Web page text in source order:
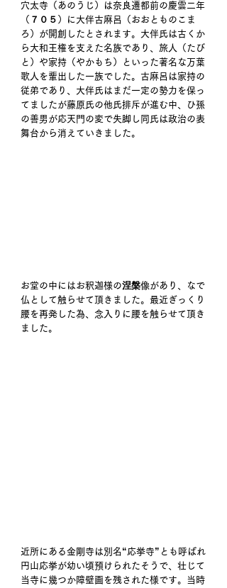
穴太寺（あのうじ）は奈良遷都前の慶雲二年
（７０５）に大伴古麻呂（おおとものこま
ろ）が開創したとされます。大伴氏は古くか
ら大和王権を支えた名族であり、旅人（たび
と）や家持（やかもち）といった著名な万葉
歌人を輩出した一族でした。古麻呂は家持の
従弟であり、大伴氏はまだ一定の勢力を保っ
てましたが藤原氏の他氏排斥が進む中、ひ孫
の善男が応天門の変で失脚し同氏は政治の表
舞台から消えていきました。
お堂の中にはお釈迦様の涅槃像があり、なで
仏として触らせて頂きました。最近ぎっくり
腰を再発した為、念入りに腰を触らせて頂き
ました。
近所にある金剛寺は別名“応挙寺”とも呼ばれ
円山応挙が幼い頃預けられたそうで、壮じて
当寺に幾つか障壁画を残された様です。当時